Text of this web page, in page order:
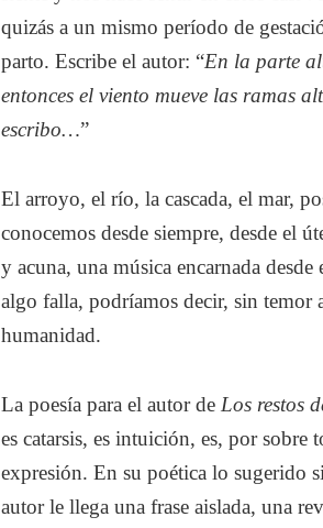
quizás a un mismo período de
parto. Escribe el autor: “En la parte
entonces el viento mueve las ramas
escribo…”
El arroyo, el río, la cascada, el mar,
conocemos desde siempre, desde el
y acuna, una música encarnada
algo falla, podríamos decir, sin temor
humanidad.
La poesía para el autor deLos restos
es catarsis, es intuición, es, por sobre
expresión. En su poética lo sugerido
autor le llega una frase aislada, una